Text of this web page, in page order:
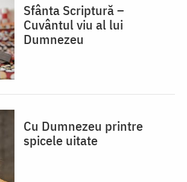
Sfânta Scriptură –
Cuvântul viu al lui
Dumnezeu
Cu Dumnezeu printre
spicele uitate